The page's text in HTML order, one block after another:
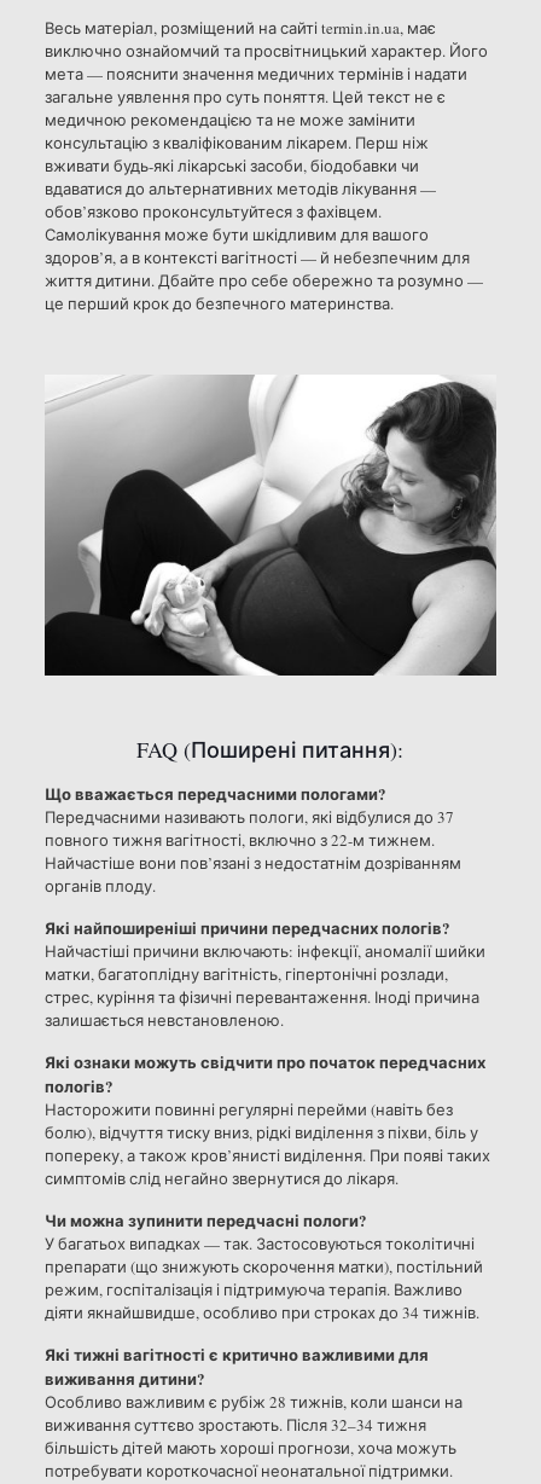
Весь матеріал, розміщений на сайті termin.in.ua, має
виключно ознайомчий та просвітницький характер. Його
мета — пояснити значення медичних термінів і надати
загальне уявлення про суть поняття. Цей текст не є
медичною рекомендацією та не може замінити
консультацію з кваліфікованим лікарем. Перш ніж
вживати будь-які лікарські засоби, біодобавки чи
вдаватися до альтернативних методів лікування —
обов’язково проконсультуйтеся з фахівцем.
Самолікування може бути шкідливим для вашого
здоров’я, а в контексті вагітності — й небезпечним для
життя дитини. Дбайте про себе обережно та розумно —
це перший крок до безпечного материнства.
FAQ (Поширені питання):
Що вважається передчасними пологами?
Передчасними називають пологи, які відбулися до 37
повного тижня вагітності, включно з 22-м тижнем.
Найчастіше вони пов’язані з недостатнім дозріванням
органів плоду.
Які найпоширеніші причини передчасних пологів?
Найчастіші причини включають: інфекції, аномалії шийки
матки, багатоплідну вагітність, гіпертонічні розлади,
стрес, куріння та фізичні перевантаження. Іноді причина
залишається невстановленою.
Які ознаки можуть свідчити про початок передчасних
пологів?
Насторожити повинні регулярні перейми (навіть без
болю), відчуття тиску вниз, рідкі виділення з піхви, біль у
попереку, а також кров’янисті виділення. При появі таких
симптомів слід негайно звернутися до лікаря.
Чи можна зупинити передчасні пологи?
У багатьох випадках — так. Застосовуються токолітичні
препарати (що знижують скорочення матки), постільний
режим, госпіталізація і підтримуюча терапія. Важливо
діяти якнайшвидше, особливо при строках до 34 тижнів.
Які тижні вагітності є критично важливими для
виживання дитини?
Особливо важливим є рубіж 28 тижнів, коли шанси на
виживання суттєво зростають. Після 32–34 тижня
більшість дітей мають хороші прогнози, хоча можуть
потребувати короткочасної неонатальної підтримки.